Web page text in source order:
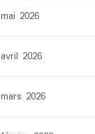
mai 2026
avril 2026
mars 2026